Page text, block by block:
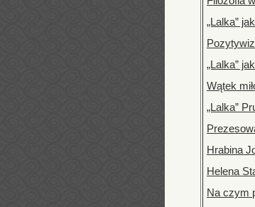
„Lalka”
„Lalka”
Wątek
„Lalka”
Hrabina
Helena
Na czym